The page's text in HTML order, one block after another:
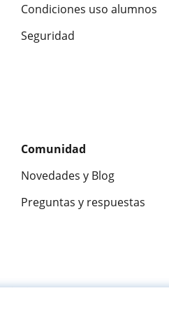
Condiciones uso alumnos
Seguridad
Comunidad
Novedades y Blog
Preguntas y respuestas